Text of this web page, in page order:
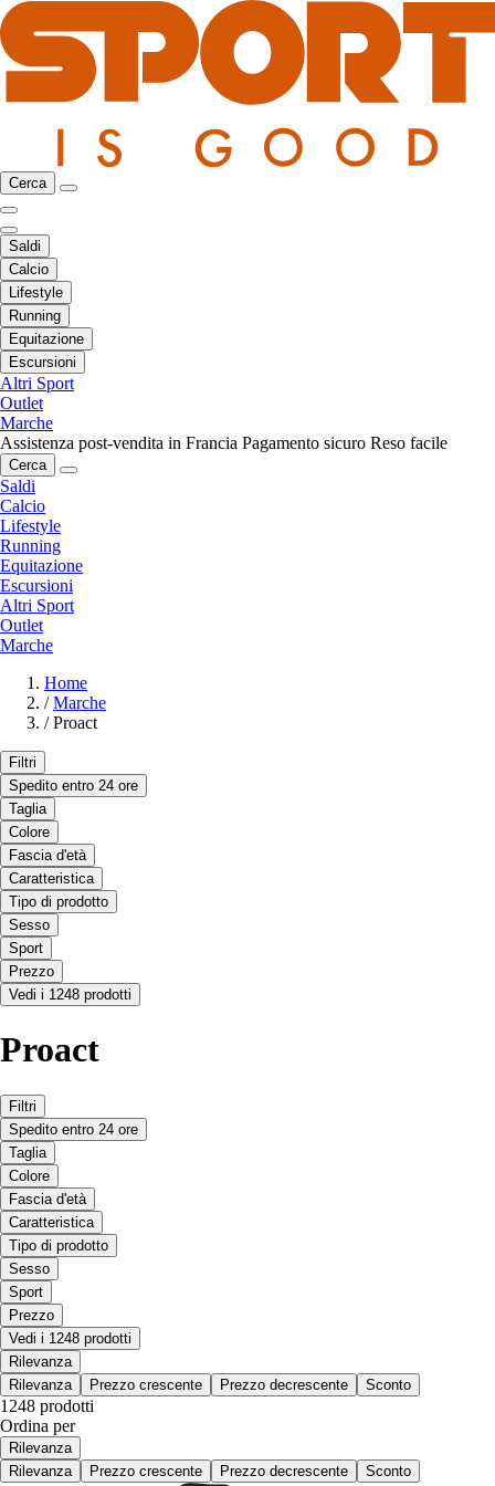
Cerca
Saldi
Calcio
Lifestyle
Running
Equitazione
Escursioni
Altri Sport
Outlet
Marche
Assistenza post-vendita in Francia Pagamento sicuro Reso facile
Cerca
Saldi
Calcio
Lifestyle
Running
Equitazione
Escursioni
Altri Sport
Outlet
Marche
Home
/ Marche
/ Proact
Filtri
Spedito entro 24 ore
Taglia
Colore
Fascia d'età
Caratteristica
Tipo di prodotto
Sesso
Sport
Prezzo
Vedi i 1248 prodotti
Proact
Filtri
Spedito entro 24 ore
Taglia
Colore
Fascia d'età
Caratteristica
Tipo di prodotto
Sesso
Sport
Prezzo
Vedi i 1248 prodotti
Rilevanza
Rilevanza
Prezzo crescente Prezzo decrescente Sconto
1248 prodotti
Ordina per
Rilevanza
Rilevanza
Prezzo crescente Prezzo decrescente Sconto